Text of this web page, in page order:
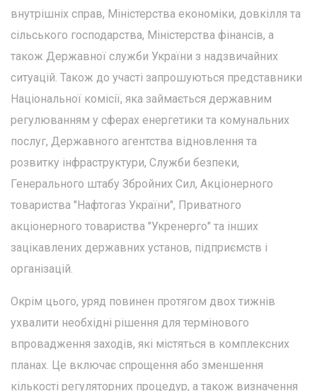
внутрішніх справ, Міністерства економіки, довкілля та
сільського господарства, Міністерства фінансів, а
також Державної служби України з надзвичайних
ситуацій. Також до участі запрошуються представники
Національної комісії, яка займається державним
регулюванням у сферах енергетики та комунальних
послуг, Державного агентства відновлення та
розвитку інфраструктури, Служби безпеки,
Генерального штабу Збройних Сил, Акціонерного
товариства "Нафтогаз України", Приватного
акціонерного товариства "Укренерго" та інших
зацікавлених державних установ, підприємств і
організацій.
Окрім цього, уряд повинен протягом двох тижнів
ухвалити необхідні рішення для термінового
впровадження заходів, які містяться в комплексних
планах. Це включає спрощення або зменшення
кількості регуляторних процедур, а також визначення